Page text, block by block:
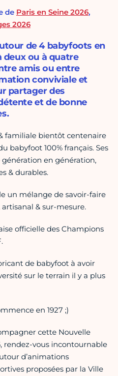
de Paris en Seine 2026,
2026
de 4 babyfoots en
deux ou à quatre
amis ou entre
conviviale et
partager des
et de bonne
familiale bientôt centenaire
babyfoot 100% français. Ses
en génération,
& durables.
un mélange de savoir-faire
& sur-mesure.
officielle des Champions
de babyfoot à avoir
sur le terrain il y a plus
en 1927 ;)
cette Nouvelle
rendez-vous incontournable
d’animations
proposées par la Ville